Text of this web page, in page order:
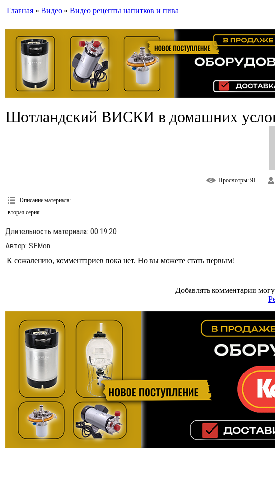
Главная » Видео » Видео рецепты напитков и пива
Шотландский ВИСКИ в домашних
Просмотры: 91
Описание материала:
вторая серия
Длительность материала: 00:19:20
Автор: SEMon
К сожалению, комментариев пока нет. Но вы можете стать первым!
Добавлять комментарии